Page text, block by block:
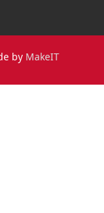
by MakeIT